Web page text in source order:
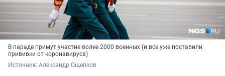
В параде примут участие более 2000 военных (и все уже поставили
прививки от коронавируса)
Источник: Александр Ощепков